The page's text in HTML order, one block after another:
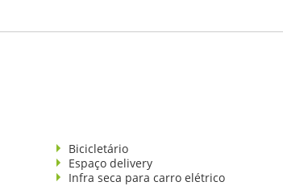
Bicicletário
Espaço delivery
Infra seca para carro elétrico